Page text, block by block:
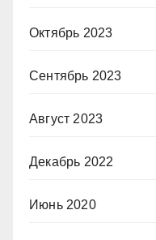
Октябрь 2023
Сентябрь 2023
Август 2023
Декабрь 2022
Июнь 2020